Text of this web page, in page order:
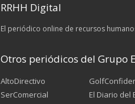
RRHH Digital
El periódico online de recursos
Otros periódicos del Grupo
AltoDirectivo
SerComercial
El Diario del